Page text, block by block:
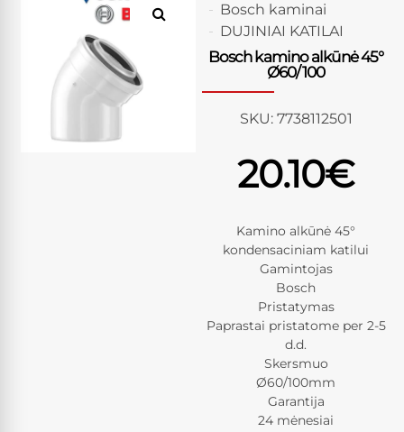
Bosch kaminai
DUJINIAI KATILAI
Bosch kamino alkūnė 45°
Ø60/100
SKU: 7738112501
20.10€
Kamino alkūnė 45°
kondensaciniam katilui
Gamintojas
Bosch
Pristatymas
Paprastai pristatome per 2-5
d.d.
Skersmuo
Ø60/100mm
Garantija
24 mėnesiai